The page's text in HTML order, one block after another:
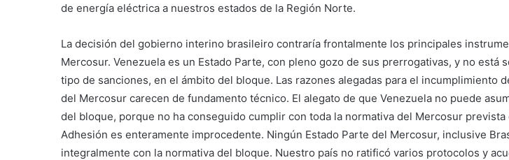
de energía eléctrica a nuestros estados de la Región Norte.
La decisión del gobierno interino brasileiro contraría frontalmente los principales
Mercosur. Venezuela es un Estado Parte, con pleno gozo de sus prerrogativas, y no está
tipo de sanciones, en el ámbito del bloque. Las razones alegadas para el incumplimiento
del Mercosur carecen de fundamento técnico. El alegato de que Venezuela no puede
del bloque, porque no ha conseguido cumplir con toda la normativa del Mercosur
Adhesión es enteramente improcedente. Ningún Estado Parte del Mercosur, inclusive
integralmente con la normativa del bloque. Nuestro país no ratificó varios protocolos y